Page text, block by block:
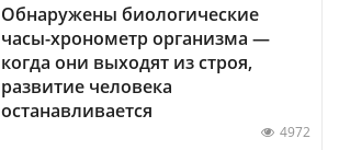
Обнаружены биологические
часы-хронометр организма —
когда они выходят из строя,
развитие человека
останавливается
4972